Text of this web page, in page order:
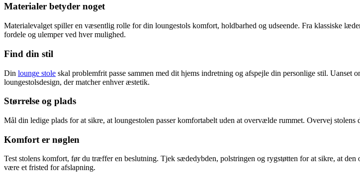
Materialer betyder noget
Materialevalget spiller en væsentlig rolle for din loungestols komfort, holdbarhed og udseende. Fra klassiske
fordele og ulemper ved hver mulighed.
Find din stil
Din lounge stole skal problemfrit passe sammen med dit hjems indretning og afspejle din personlige stil.
loungestolsdesign, der matcher enhver æstetik.
Størrelse og plads
Mål din ledige plads for at sikre, at loungestolen passer komfortabelt uden at overvælde rummet. Overvej
Komfort er nøglen
Test stolens komfort, før du træffer en beslutning. Tjek sædedybden, polstringen og rygstøtten for at sikre, at
være et fristed for afslapning.